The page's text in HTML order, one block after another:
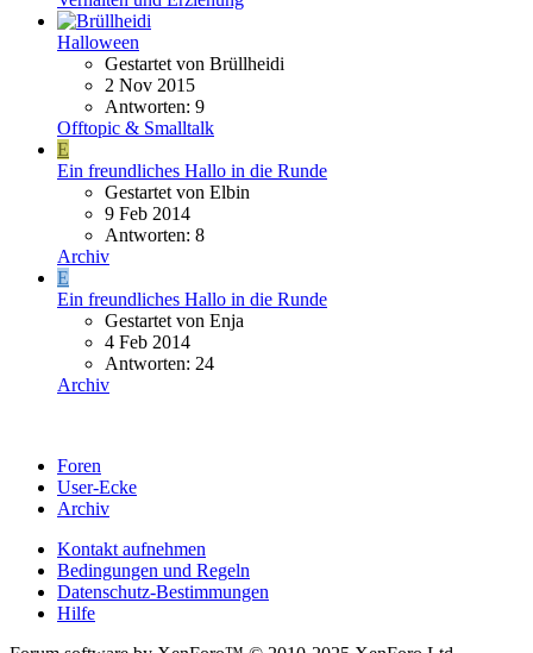
Halloween
Gestartet von Brüllheidi
2 Nov 2015
Antworten: 9
Offtopic & Smalltalk
E
Ein freundliches Hallo in die Runde
Gestartet von Elbin
9 Feb 2014
Antworten: 8
Archiv
E
Ein freundliches Hallo in die Runde
Gestartet von Enja
4 Feb 2014
Antworten: 24
Archiv
Foren
User-Ecke
Archiv
Kontakt aufnehmen
Bedingungen und Regeln
Datenschutz-Bestimmungen
Hilfe